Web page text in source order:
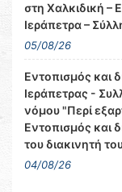
στη Χαλκιδική
Ιεράπετρα –
05/08/26
Εντοπισμός και
Ιεράπετρας -
νόμου "Περί
Εντοπισμός και
του διακινητή
04/08/26